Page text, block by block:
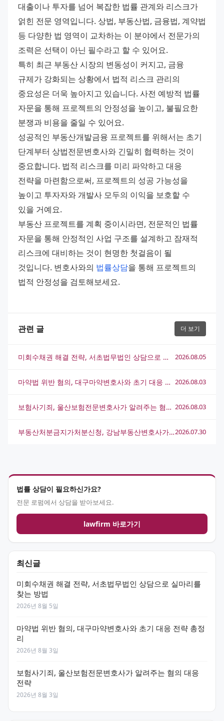
법률 상담이 필요하신가요?
전문 로펌에서 상담을 받아보세요.
lawfirm 바로가기
최신글
미회수채권 해결 전략, 서초법무법인 상담으로 실마리를
찾는 방법
2026년 8월 5일
마약법 위반 혐의, 대구마약변호사와 초기 대응 전략 총정
리
2026년 8월 3일
보험사기죄, 울산보험전문변호사가 알려주는 혐의 대응
전략
2026년 8월 3일
대출이나 투자를 넘어 복잡한 법률 관계와 리스크가
얽힌 전문 영역입니다. 상법, 부동산법, 금융법, 계약법
등 다양한 법 영역이 교차하는 이 분야에서 전문가의
조력은 선택이 아닌 필수라고 할 수 있어요.
특히 최근 부동산 시장의 변동성이 커지고, 금융
규제가 강화되는 상황에서 법적 리스크 관리의
중요성은 더욱 높아지고 있습니다. 사전 예방적 법률
자문을 통해 프로젝트의 안정성을 높이고, 불필요한
분쟁과 비용을 줄일 수 있어요.
성공적인 부동산개발금융 프로젝트를 위해서는 초기
단계부터 상법전문변호사와 긴밀히 협력하는 것이
중요합니다. 법적 리스크를 미리 파악하고 대응
전략을 마련함으로써, 프로젝트의 성공 가능성을
높이고 투자자와 개발사 모두의 이익을 보호할 수
있을 거예요.
부동산 프로젝트를 계획 중이시라면, 전문적인 법률
자문을 통해 안정적인 사업 구조를 설계하고 잠재적
리스크에 대비하는 것이 현명한 첫걸음이 될
것입니다. 변호사와의 법률상담을 통해 프로젝트의
법적 안정성을 검토해보세요.
관련 글 더 보기
미회수채권 해결 전략, 서초법무법인 상담으로 실마리를 찾는 방법 2026.08.05
마약법 위반 혐의, 대구마약변호사와 초기 대응 전략 총정리 2026.08.03
보험사기죄, 울산보험전문변호사가 알려주는 혐의 대응 전략 2026.08.03
부동산처분금지가처분신청, 강남부동산변호사가 알려주는 핵심 전략과 절차2026.07.30